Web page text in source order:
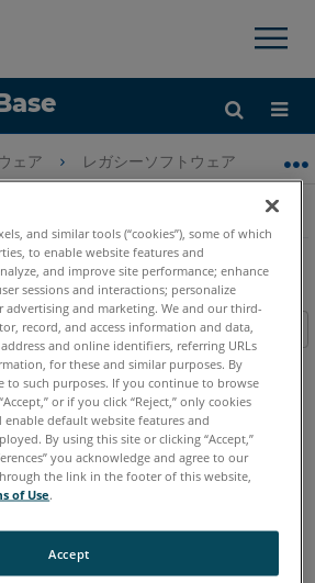
イン
×
展開/折りたたむ
ェア レガシーソフトウェア レ
行度、直角度および傾斜度
10
and similar tools (“cookies”), some of which
to enable website features and
and improve site performance; enhance
sessions and interactions; personalize
and marketing. We and our third-
record, and access information and data,
and online identifiers, referring URLs
for these and similar purposes. By
to such purposes. If you continue to browse
or if you click “Reject,” only cookies
enable default website features and
By using this site or clicking “Accept,”
you acknowledge and agree to our
the link in the footer of this website,
of Use.
Accept